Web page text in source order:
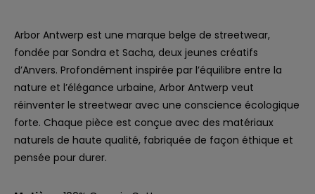
Arbor Antwerp est une marque belge de streetwear,
fondée par Sondra et Sacha, deux jeunes créatifs
d’Anvers. Profondément inspirée par l’équilibre entre la
nature et l’élégance urbaine, Arbor Antwerp veut
réinventer le streetwear avec une conscience écologique
forte. Chaque pièce est conçue avec des matériaux
naturels de haute qualité, fabriquée de façon éthique et
pensée pour durer.